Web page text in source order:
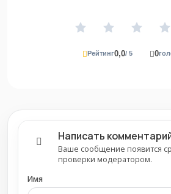
Рейтинг0,0/ 5 0
Написать
Ваше сообщение появится
проверки модератором.
Имя